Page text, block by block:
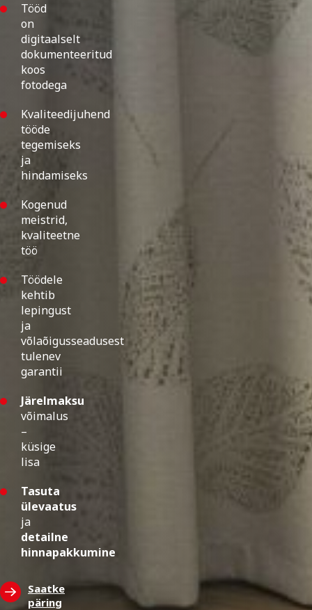
Tööd
on
digitaalselt
dokumenteeritud
koos
fotodega
Kvaliteedijuhend
tööde
tegemiseks
ja
hindamiseks
Kogenud
meistrid,
kvaliteetne
töö
Töödele
kehtib
lepingust
ja
võlaõigusseadusest
tulenev
garantii
Järelmaksu
võimalus
–
küsige
lisa
Tasuta
ülevaatus
ja
detailne
hinnapakkumine
Saatke
päring